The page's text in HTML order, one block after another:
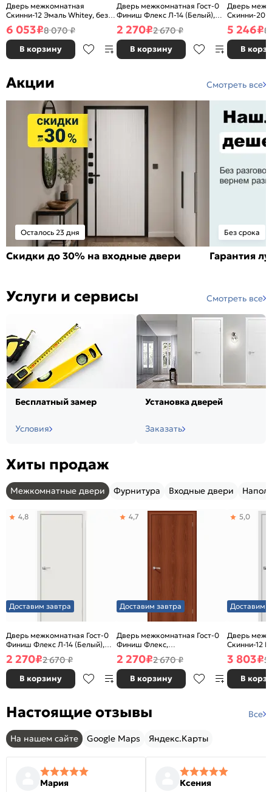
Дверь межкомнатная
Скинни-12 Эмаль Whitey, без
декора, глухая, без стекла,
без кромки, скиновая
6 053₽8 070 ₽
В корзину
Дверь межкомнатная Гост-0
Финиш Флекс Л-14 (Белый),
глухая, каркасно-щитовая
2 270₽2 670 ₽
В корзину
Дверь
Скинни-20
декора,
без кромки,
5 246₽8
В
Акции Смотреть все
Осталось 23 дня
Скидки до 30% на входные двери
Без срока
Гарантия
Услуги и сервисы Смотреть все
Бесплатный замер
Условия
Установка дверей
Заказать
Хиты продаж
Межкомнатные двери Фурнитура Входные двери
Доставим завтра
Дверь межкомнатная Гост-0
Финиш Флекс Л-14 (Белый),
глухая, каркасно-щитовая
4,8
2 270₽2 670 ₽
В корзину
Доставим завтра
Дверь межкомнатная Гост-0
Финиш Флекс,
Ламинированные Л-11
(ИталОрех), глухая, каркасно-
щитовая
4,7
2 270₽2 670 ₽
В корзину
Доставим
Дверь
Скинни-12
глухая,
5,0
3 803₽5
В
Настоящие отзывы Все
На нашем сайте Google Maps Яндекс.Карты
Мария Ксения